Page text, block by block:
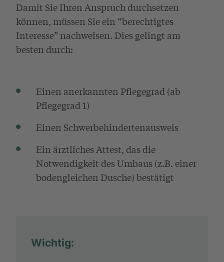
Damit Sie Ihren Anspruch durchsetzen
können, müssen Sie ein “berechtigtes
Interesse” nachweisen. Dies gelingt am
besten durch:
Einen anerkannten Pflegegrad (ab
Pflegegrad 1)
Einen Schwerbehindertenausweis
Ein ärztliches Attest, das die
Notwendigkeit des Umbaus (z.B. einer
bodengleichen Dusche) bestätigt
Wichtig: